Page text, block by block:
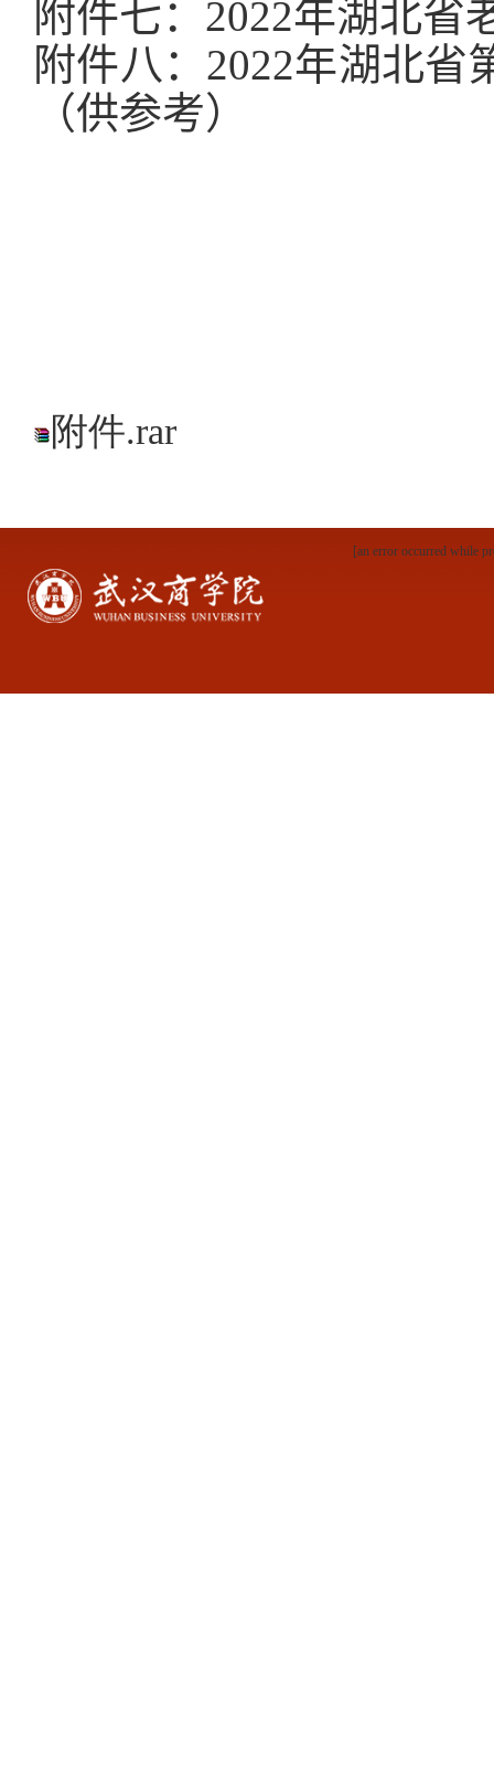
附件七： 2022年湖北省
附件八： 2022年湖北省
（供参考）
附件.rar
[an error occurred while